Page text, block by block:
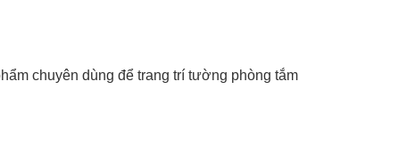
chuyên dùng để trang trí tường phòng tắm